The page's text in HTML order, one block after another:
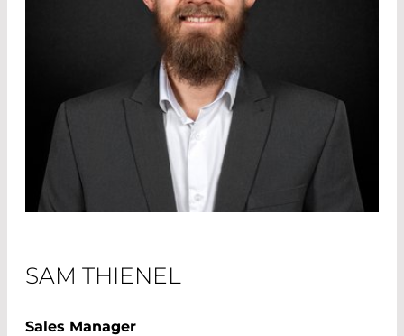
SAM THIENEL
Sales Manager